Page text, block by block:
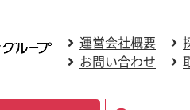
運営会社概要
お問い合わせ